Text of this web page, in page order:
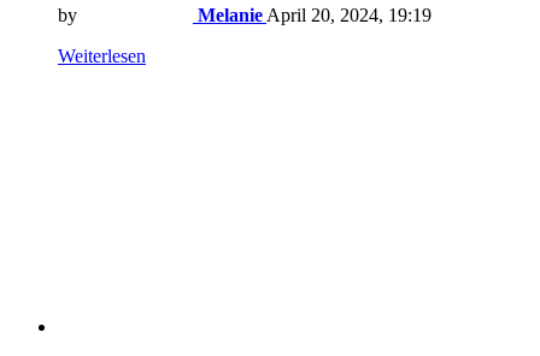
by Melanie April 20, 2024, 19:19
Weiterlesen